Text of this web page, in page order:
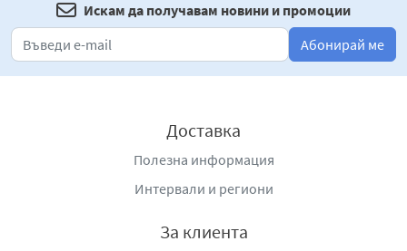
Искам да получавам новини и промоции
Абонирай ме
Доставка
Полезна информация
Интервали и региони
За клиента